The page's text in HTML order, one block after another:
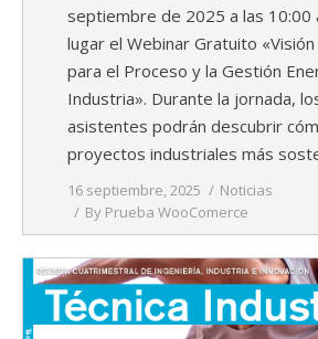
septiembre de 2025 a las 10:00
lugar el Webinar Gratuito
para el Proceso y la Gestión
Industria». Durante la jornada,
asistentes podrán descubrir
proyectos industriales más
16 septiembre, 2025
Noticias
By Prueba WooComerce